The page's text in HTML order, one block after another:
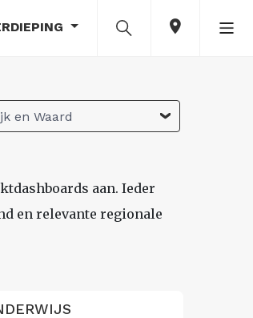
en Waard
aan. Ieder
en relevante regionale